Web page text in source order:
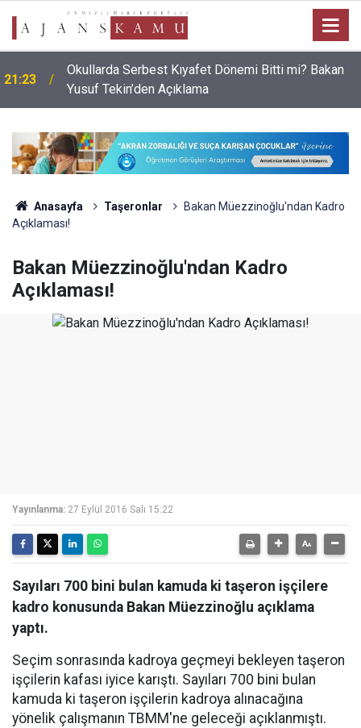
21:23
Okullarda Serbest Kıyafet Dönemi Bitti mi? Bakan
Yusuf Tekin’den Açıklama
Anasayfa Taşeronlar
Bakan Müezzinoğlu'ndan Kadro
Açıklaması!
Bakan Müezzinoğlu'ndan Kadro
Açıklaması!
Yayınlanma: 27 Eylül 2016 Salı 15:22
Sayıları 700 bini bulan kamuda ki taşeron işçilere
kadro konusunda Bakan Müezzinoğlu açıklama
yaptı.
Seçim sonrasında kadroya geçmeyi bekleyen taşeron
işçilerin kafası iyice karıştı. Sayıları 700 bini bulan
kamuda ki taşeron işçilerin kadroya alınacağına
yönelik çalışmanın TBMM'ne geleceği açıklanmıştı.